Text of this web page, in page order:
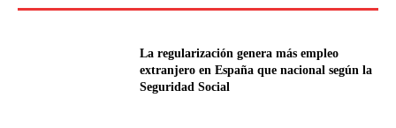
La regularización genera más empleo
extranjero en España que nacional según la
Seguridad Social